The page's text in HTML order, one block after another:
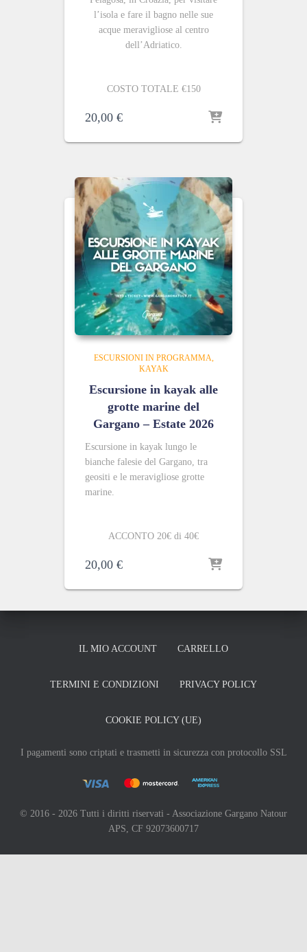
l’isola e fare il bagno nelle sue
acque meravigliose al centro
dell’Adriatico.
COSTO TOTALE €150
20,00 €
ESCURSIONI IN PROGRAMMA
KAYAK
Escursione in kayak alle
grotte marine del
Gargano – Estate 2026
Escursione in kayak lungo le
bianche falesie del Gargano, tra
geositi e le meravigliose grotte
marine.
ACCONTO 20€ di 40€
20,00 €
IL MIO ACCOUNT CARRELLO
TERMINI E CONDIZIONI PRIVACY POLICY
COOKIE POLICY (UE)
I pagamenti sono criptati e trasmetti in sicurezza con protocollo SSL
© 2016 - 2026 Tutti i diritti riservati - Associazione Gargano Natour
APS, CF 92073600717